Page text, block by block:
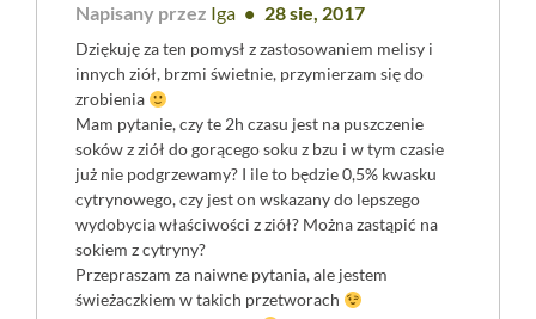
Napisany przez Iga 28 sie, 2017
Dziękuję za ten pomysł z zastosowaniem melisy i
innych ziół, brzmi świetnie, przymierzam się do
zrobienia
Mam pytanie, czy te 2h czasu jest na puszczenie
soków z ziół do gorącego soku z bzu i w tym czasie
już nie podgrzewamy? I ile to będzie 0,5% kwasku
cytrynowego, czy jest on wskazany do lepszego
wydobycia właściwości z ziół? Można zastąpić na
sokiem z cytryny?
Przepraszam za naiwne pytania, ale jestem
świeżaczkiem w takich przetworach